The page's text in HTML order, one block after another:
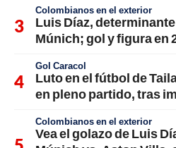
Colombianos en el exterior
Luis Díaz,
Múnich; gol y figura en
Gol Caracol
Luto en el fútbol de
en pleno partido, tras
Colombianos en el exterior
Vea el golazo de Luis